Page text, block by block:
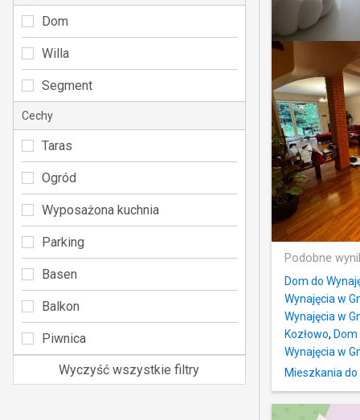
Podobne
Dom do
Wynajęcia w
Wynajęcia w
Kozłowo,
Wynajęcia w
Mieszkania
Dom
Willa
Segment
Cechy
Taras
Ogród
Wyposażona kuchnia
Parking
Basen
Balkon
Piwnica
Wyczyść wszystkie filtry